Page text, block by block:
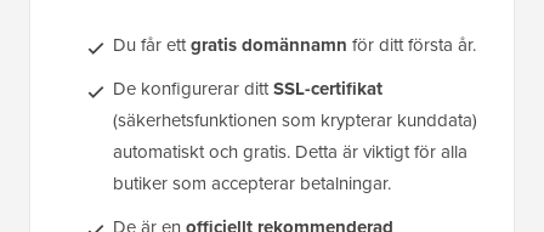
Du får ettgratis domännamn för ditt första år.
De konfigurerar dittSSL-certifikat
(säkerhetsfunktionen som krypterar kunddata)
automatiskt och gratis. Detta är viktigt för alla
butiker som accepterar betalningar.